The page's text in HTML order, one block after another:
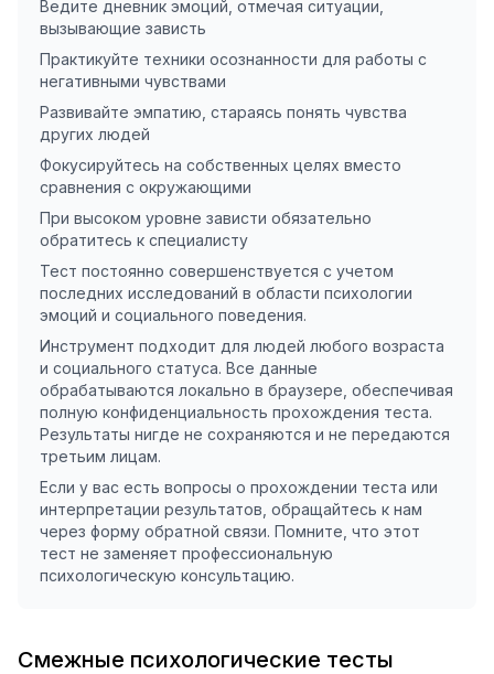
Ведите дневник эмоций, отмечая ситуации,
вызывающие зависть
Практикуйте техники осознанности для работы с
негативными чувствами
Развивайте эмпатию, стараясь понять чувства
других людей
Фокусируйтесь на собственных целях вместо
сравнения с окружающими
При высоком уровне зависти обязательно
обратитесь к специалисту
Тест постоянно совершенствуется с учетом
последних исследований в области психологии
эмоций и социального поведения.
Инструмент подходит для людей любого возраста
и социального статуса. Все данные
обрабатываются локально в браузере, обеспечивая
полную конфиденциальность прохождения теста.
Результаты нигде не сохраняются и не передаются
третьим лицам.
Если у вас есть вопросы о прохождении теста или
интерпретации результатов, обращайтесь к нам
через форму обратной связи. Помните, что этот
тест не заменяет профессиональную
психологическую консультацию.
Смежные психологические тесты